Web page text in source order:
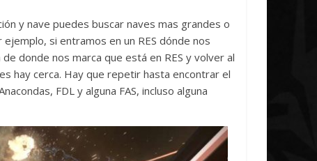
y nave puedes buscar naves mas grandes o
si entramos en un RES dónde nos
donde nos marca que está en RES y volver al
hay cerca. Hay que repetir hasta encontrar el
FDL y alguna FAS, incluso alguna